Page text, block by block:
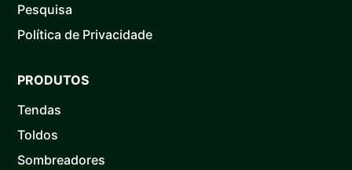
Pesquisa
Política de Privacidade
PRODUTOS
Tendas
Toldos
Sombreadores